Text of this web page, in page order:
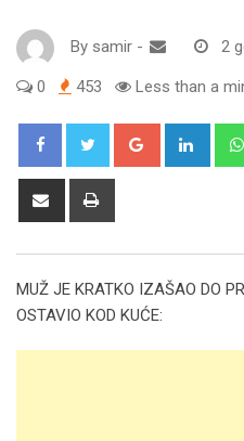
By samir - 2
0 453 Less than a
Google+
Share
MUŽ JE KRATKO IZAŠAO DO
OSTAVIO KOD KUĆE: